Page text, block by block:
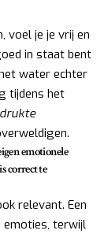
voel je je vrij en
in staat bent
water echter
tijdens het
emotionele
correct te
relevant. Een
emoties, terwijl